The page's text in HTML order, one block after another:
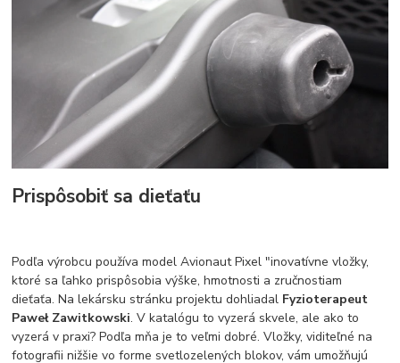
Prispôsobiť sa dieťaťu
Podľa výrobcu používa model Avionaut Pixel "inovatívne vložky,
ktoré sa ľahko prispôsobia výške, hmotnosti a zručnostiam
dieťaťa. Na lekársku stránku projektu dohliadal Fyzioterapeut
Paweł Zawitkowski. V katalógu to vyzerá skvele, ale ako to
vyzerá v praxi? Podľa mňa je to veľmi dobré. Vložky, viditeľné na
fotografii nižšie vo forme svetlozelených blokov, vám umožňujú